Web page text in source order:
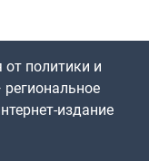
политики и
издание